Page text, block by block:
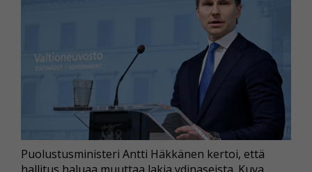
Puolustusministeri Antti Häkkänen kertoi, että